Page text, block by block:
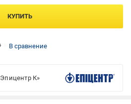
КУПИТЬ
В сравнение
К»